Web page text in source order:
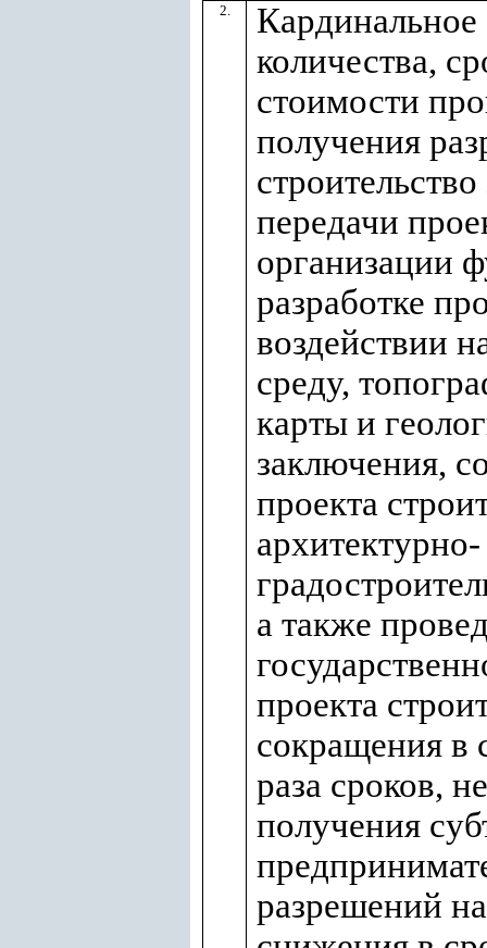
2.
количества,
стоимости
получения
строительство
передачи
организации
разработке
воздействии
среду,
карты и
заключения,
проекта
архитектурно-
а также
проекта
сокращения в
раза сроков,
получения
разрешений